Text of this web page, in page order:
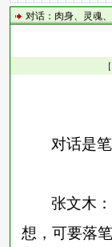
对话：肉身、灵魂
对话是
张文木
想，可要落